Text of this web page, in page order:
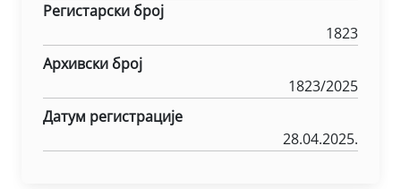
Регистарски број
1823
Архивски број
1823/2025
Датум регистрације
28.04.2025.